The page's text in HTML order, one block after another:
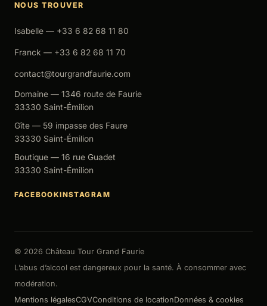
NOUS TROUVER
Isabelle — +33 6 82 68 11 80
Franck — +33 6 82 68 11 70
contact@tourgrandfaurie.com
Domaine — 1346 route de Faurie
33330 Saint-Émilion
Gîte — 59 impasse des Faure
33330 Saint-Émilion
Boutique — 16 rue Guadet
33330 Saint-Émilion
FACEBOOKINSTAGRAM
© 2026 Château Tour Grand Faurie
L’abus d’alcool est dangereux pour la santé. À consommer avec
modération.
Mentions légalesCGVConditions de locationDonnées & cookies